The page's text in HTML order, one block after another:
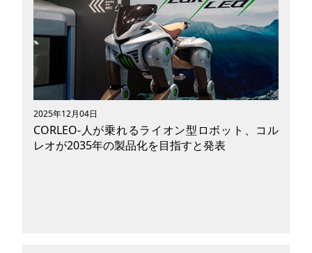
ることが公表され、今話題になっていることをご
存じでしょうか。 「ウーブン・シティ」とはど
んな街なのか、一般的な日本の都市との違いや開
発の変遷、実証実験の内容や今後目指す姿などを
紐解いていきたいと思います。
2025年12月04日
CORLEO-人が乗れるライオン型ロボット、コル
レオが2035年の製品化を目指すと発表